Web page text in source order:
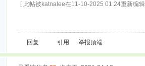
[ 此帖被katnalee在11-10-2025 01:24重新编
回复 引用 举报顶端